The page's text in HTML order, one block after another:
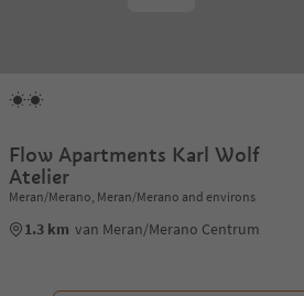
Flow Apartments Karl Wolf
Atelier
Meran/Merano, Meran/Merano and environs
1.3 km van Meran/Merano Centrum